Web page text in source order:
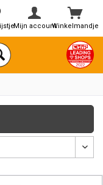
Winkelmandje
Mijn account